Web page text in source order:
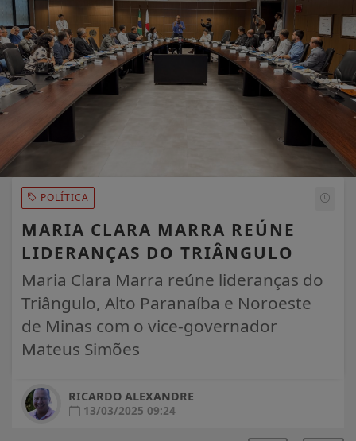
POLÍTICA
MARIA CLARA MARRA REÚNE
LIDERANÇAS DO TRIÂNGULO
Maria Clara Marra reúne lideranças do
Triângulo, Alto Paranaíba e Noroeste
de Minas com o vice-governador
Mateus Simões
RICARDO ALEXANDRE
13/03/2025 09:24